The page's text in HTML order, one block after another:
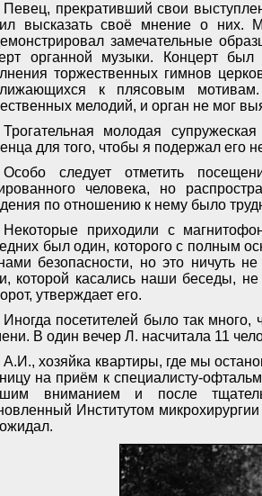
Певец, прекративший свои
высказать своё мнение о них.
замечательные
органной музыки. Концерт
торжественных гимнов
к плясовым
мелодий, и орган не мог
Трогательная молодая
для того, чтобы я подержал его
Особо следует отметить
человека, но
по отношению к нему было
Некоторые приходили с
был один, которого с полным
безопасности, но это ничуть
которой касались наши беседы,
утверждает его.
Иногда посетителей было так
В один вечер Л. насчитала 11
А.И., хозяйка квартиры, где мы
на приём к специалисту-
вниманием и после
Институтом